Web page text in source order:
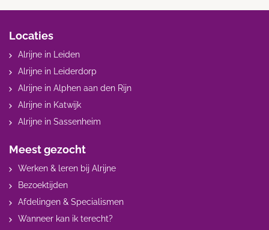
Locaties
Alrijne in Leiden
Alrijne in Leiderdorp
Alrijne in Alphen aan den Rijn
Alrijne in Katwijk
Alrijne in Sassenheim
Meest gezocht
Werken & leren bij Alrijne
Bezoektijden
Afdelingen & Specialismen
Wanneer kan ik terecht?